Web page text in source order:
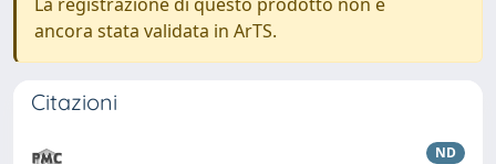
ancora stata validata in ArTS.
Citazioni
ND